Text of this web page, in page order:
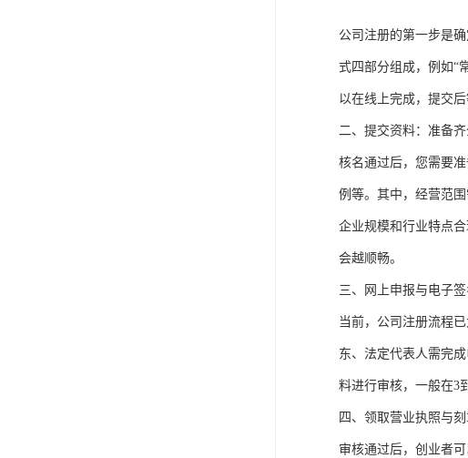
公司注册的第一步是
式四部分组成，例如“
以在线上完成，提交
二、提交资料：准备
核名通过后，您需要
例等。其中，经营范
企业规模和行业特点
会越顺畅。
三、网上申报与电子签
当前，公司注册流程
东、法定代表人需完
料进行审核，一般在3
四、领取营业执照与
审核通过后，创业者